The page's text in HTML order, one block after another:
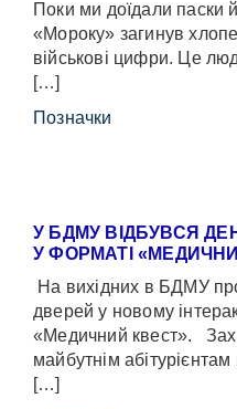
Поки ми доїдали
«Мороку» загинув
військові цифри. Це
[…]
Позначки
У БДМУ ВІДБУВСЯ
У ФОРМАТІ
На вихідних в БДМУ
дверей у новому
«Медичний квест».
майбутнім
[…]